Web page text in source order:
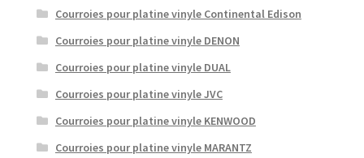
Courroies pour platine vinyle Continental Edison
Courroies pour platine vinyle DENON
Courroies pour platine vinyle DUAL
Courroies pour platine vinyle JVC
Courroies pour platine vinyle KENWOOD
Courroies pour platine vinyle MARANTZ